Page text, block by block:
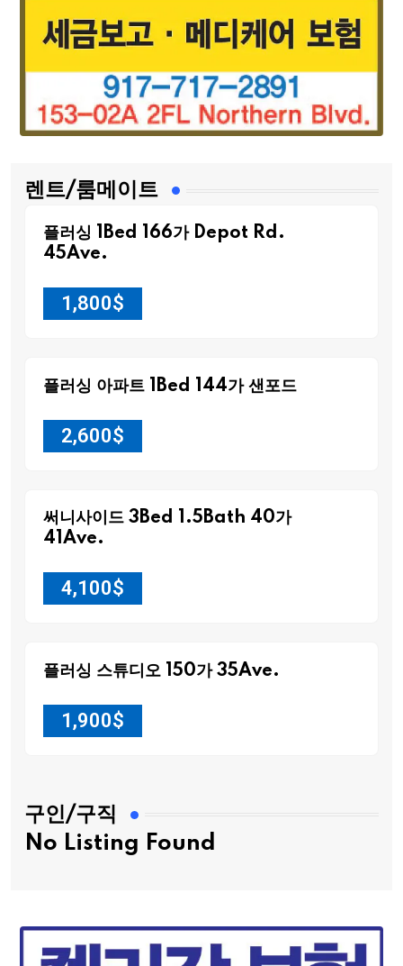
렌트/룸메이트
플러싱 1Bed 166가 Depot Rd.
45Ave.
1,800$
플러싱 아파트 1Bed 144가 샌포드
2,600$
써니사이드 3Bed 1.5Bath 40가
41Ave.
4,100$
플러싱 스튜디오 150가 35Ave.
1,900$
구인/구직
No Listing Found